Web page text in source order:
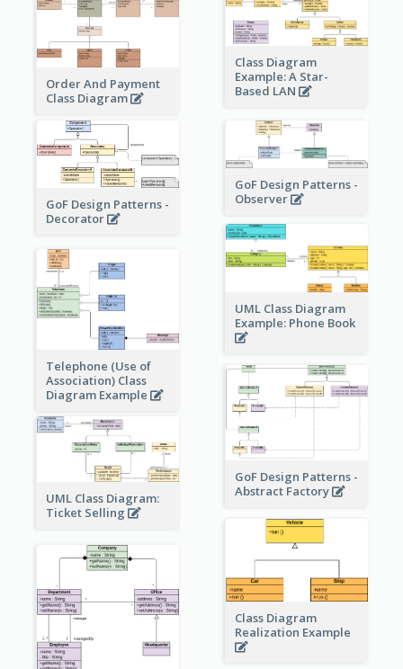
Order And Payment
Class Diagram
Class Diagram
Example: A Star-
Based LAN
GoF Design Patterns -
Decorator
GoF Design Patterns -
Observer
UML Class Diagram
Example: Phone Book
Telephone (Use of
Association) Class
Diagram Example
GoF Design Patterns -
Abstract Factory
UML Class Diagram:
Ticket Selling
Class Diagram
Realization Example